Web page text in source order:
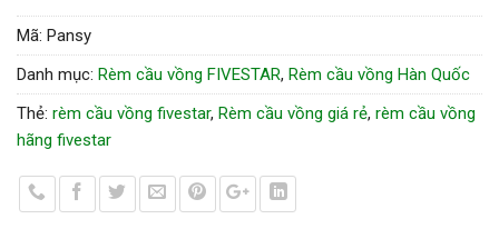
Mã: Pansy
Danh mục: Rèm cầu vồng FIVESTAR, Rèm cầu vồng Hàn Quốc
Thẻ: rèm cầu vồng fivestar, Rèm cầu vồng giá rẻ, rèm cầu vồng
hãng fivestar